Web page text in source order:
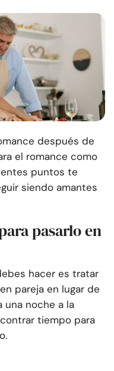
después de
el romance como
puntos te
siendo amantes
pasarlo en
hacer es tratar
pareja en lugar de
una noche a la
tiempo para